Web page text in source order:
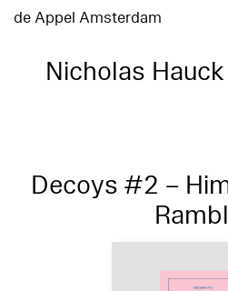
de Appel Amsterdam
Nicholas Hauck
Decoys #2 –